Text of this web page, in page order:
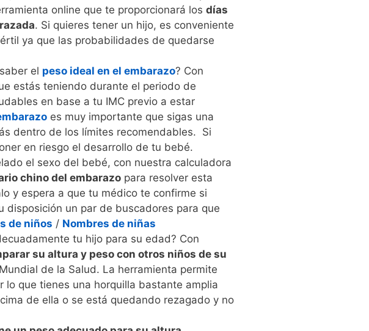
online que te proporcionará los días
. Si quieres tener un hijo, es conveniente
ya que las probabilidades de quedarse
el peso ideal en el embarazo? Con
estás teniendo durante el periodo de
en base a tu IMC previo a estar
es muy importante que sigas una
dentro de los límites recomendables. Si
en riesgo el desarrollo de tu bebé.
el sexo del bebé, con nuestra calculadora
chino del embarazo para resolver esta
y espera a que tu médico te confirme si
disposición un par de buscadores para que
de niños / Nombres de niñas
tu hijo para su edad? Con
su altura y peso con otros niños de su
de la Salud. La herramienta permite
lo que tienes una horquilla bastante amplia
de ella o se está quedando rezagado y no